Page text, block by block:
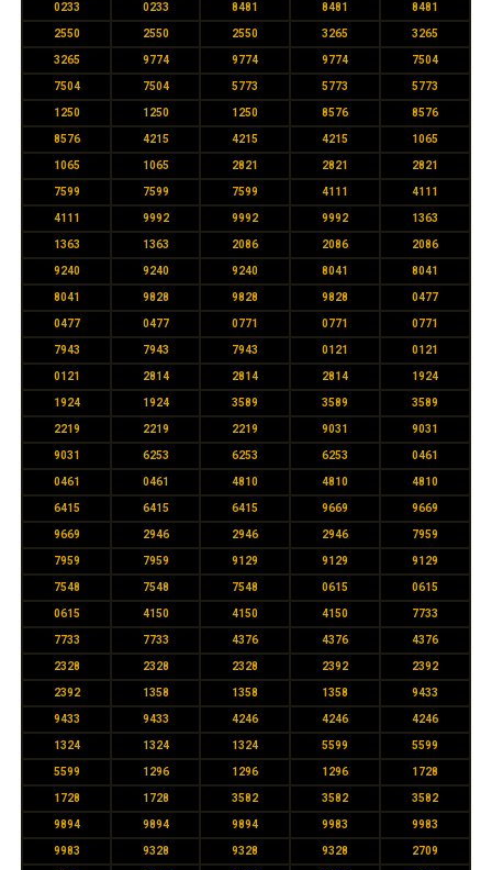
0233 0233 8481 8481 8481
2550 2550 2550 3265 3265
3265 9774 9774 9774 7504
7504 7504 5773 5773 5773
1250 1250 1250 8576 8576
8576 4215 4215 4215 1065
1065 1065 2821 2821 2821
7599 7599 7599 4111 4111
4111 9992 9992 9992 1363
1363 1363 2086 2086 2086
9240 9240 9240 8041 8041
8041 9828 9828 9828 0477
0477 0477 0771 0771 0771
7943 7943 7943 0121 0121
0121 2814 2814 2814 1924
1924 1924 3589 3589 3589
2219 2219 2219 9031 9031
9031 6253 6253 6253 0461
0461 0461 4810 4810 4810
6415 6415 6415 9669 9669
9669 2946 2946 2946 7959
7959 7959 9129 9129 9129
7548 7548 7548 0615 0615
0615 4150 4150 4150 7733
7733 7733 4376 4376 4376
2328 2328 2328 2392 2392
2392 1358 1358 1358 9433
9433 9433 4246 4246 4246
1324 1324 1324 5599 5599
5599 1296 1296 1296 1728
1728 1728 3582 3582 3582
9894 9894 9894 9983 9983
9983 9328 9328 9328 2709